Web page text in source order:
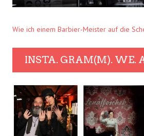
Wie ich einem Barbier-Meister auf die
INSTA. GRAM(M). WE.